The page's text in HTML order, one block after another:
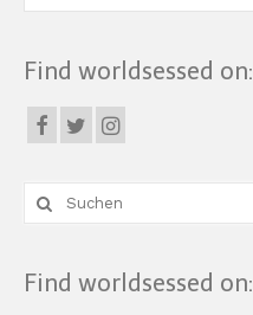
Find worldsessed on:
Suche
nach:
Find worldsessed on: